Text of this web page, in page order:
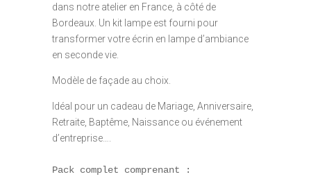
dans notre atelier en France, à côté de
Bordeaux. Un kit lampe est fourni pour
transformer votre écrin en lampe d’ambiance
en seconde vie.
Modèle de façade au choix.
Idéal pour un cadeau de Mariage, Anniversaire,
Retraite, Baptême, Naissance ou événement
d’entreprise….
Pack complet comprenant :